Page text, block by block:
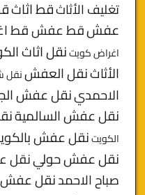
تغليف الأثاثقط اثاث
عفشقط عفش قط
اغراض كويتنقل اثاث
الأثاثنقل العفشنقل
الاحمدينقل عفش
نقل عفش السالمية
الكويتنقل عفش
نقل عفش حولينقل
صباح الاحمدنقل عفش